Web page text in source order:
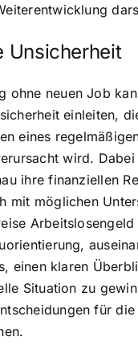
Unsicherheit
ohne neuen Job
einleiten,
eines
wird.
ihre finanziellen
mit möglichen
Arbeitslosengeld
einen klaren
Situation zu
für